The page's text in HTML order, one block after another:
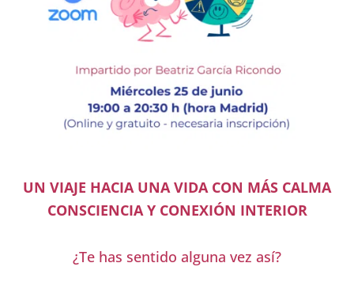
UN VIAJE HACIA UNA VIDA CON MÁS CALMA
CONSCIENCIA Y CONEXIÓN INTERIOR
¿Te has sentido alguna vez así?